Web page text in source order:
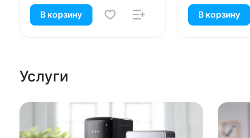
В корзину В корзину
Услуги